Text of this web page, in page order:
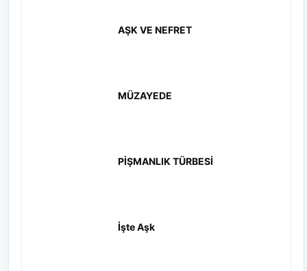
AŞK VE NEFRET
MÜZAYEDE
PİŞMANLIK TÜRBESİ
İşte Aşk